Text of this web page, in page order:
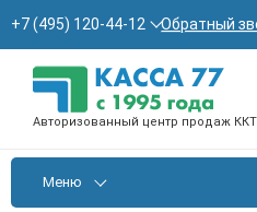
+7 (495) 120-44-12 Обратный
Авторизованный центр продаж ККТ
Меню